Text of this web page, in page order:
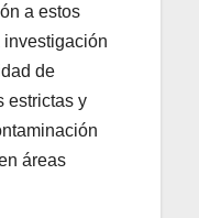
a estos
investigación
de
estrictas y
áreas